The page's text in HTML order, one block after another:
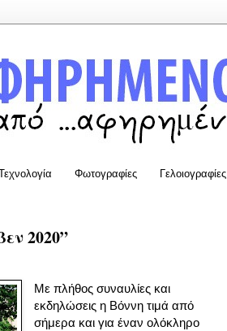
Φωτογραφίες Γελοιογραφίες
2020”
Με πλήθος συναυλίες και
εκδηλώσεις η Βόννη τιμά από
σήμερα και για έναν ολόκληρο